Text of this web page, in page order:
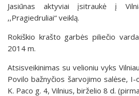
Jasiūnas aktyviai įsitraukė į
,,Pragiedruliai“ veiklą.
Rokiškio krašto garbės piliečio
2014 m.
Atsisveikinimas su velioniu vyks
Povilo bažnyčios šarvojimo salėse,
K. Paco g. 4, Vilnius, birželio 8 d.